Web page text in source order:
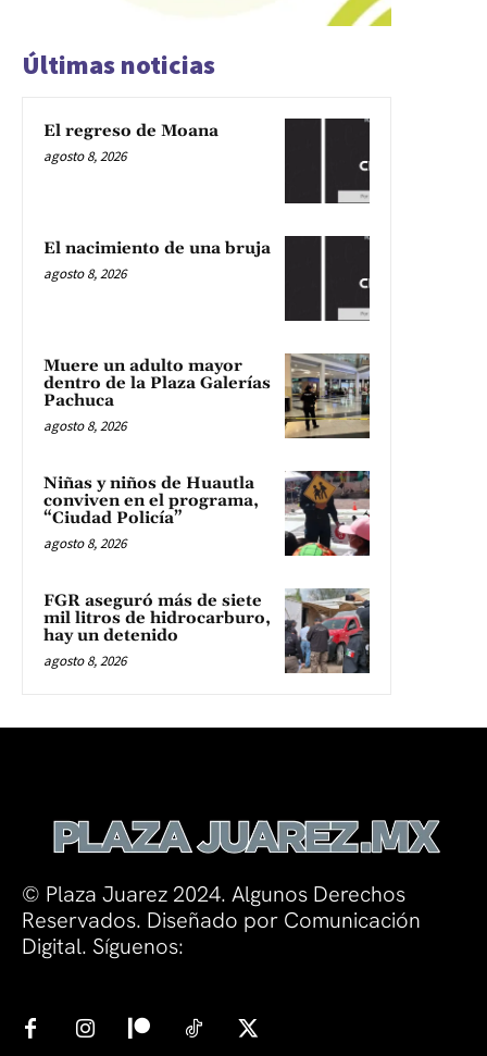
Últimas noticias
El regreso de Moana
agosto 8, 2026
El nacimiento de una bruja
agosto 8, 2026
Muere un adulto mayor
dentro de la Plaza Galerías
Pachuca
agosto 8, 2026
Niñas y niños de Huautla
conviven en el programa,
“Ciudad Policía”
agosto 8, 2026
FGR aseguró más de siete
mil litros de hidrocarburo,
hay un detenido
agosto 8, 2026
© Plaza Juarez 2024. Algunos Derechos
Reservados. Diseñado por Comunicación
Digital. Síguenos: